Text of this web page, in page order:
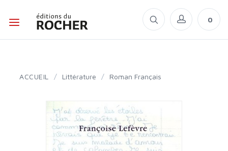
0
ACCUEIL / Littérature / Roman Français